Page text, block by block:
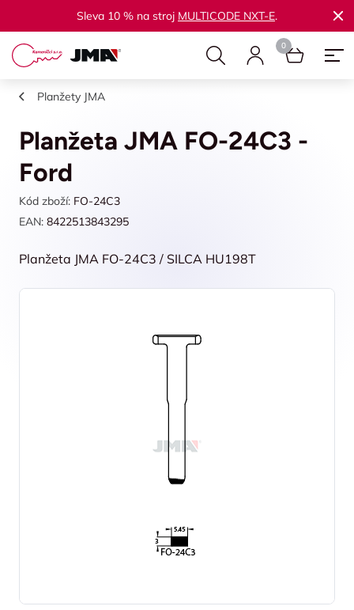
Sleva 10 % na stroj MULTICODE NXT-E.
Planžety JMA
Planžeta JMA FO-24C3 -
Ford
Kód zboží: FO-24C3
EAN: 8422513843295
Planžeta JMA FO-24C3 / SILCA HU198T